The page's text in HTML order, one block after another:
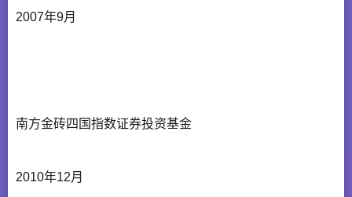
2007年9月
南方金砖四国指数证券投资基金
2010年12月